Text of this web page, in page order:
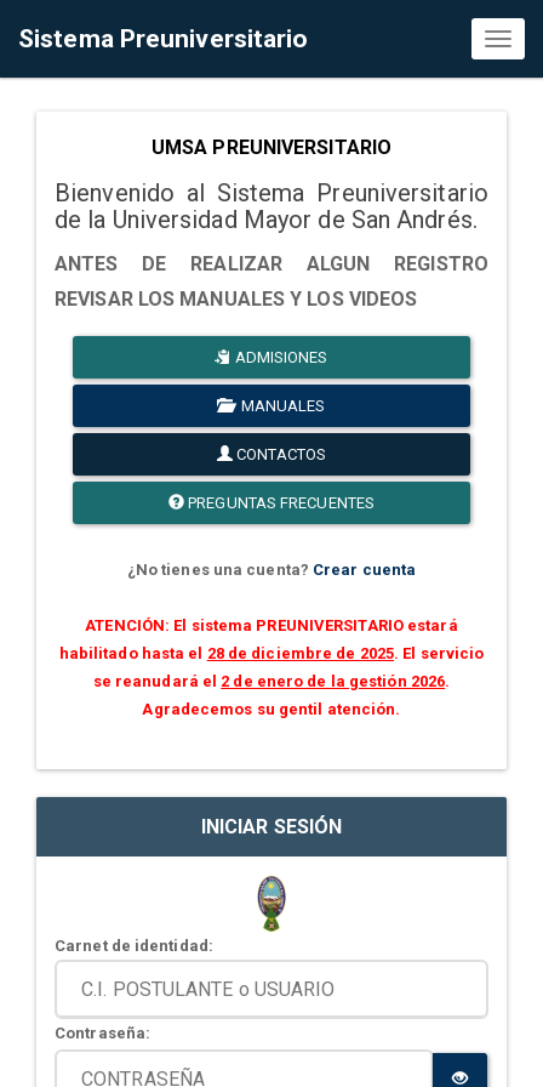
Sistema Preuniversitario
UMSA PREUNIVERSITARIO
Bienvenido al Sistema Preuniversitario
de la Universidad Mayor de San Andrés.
ANTES DE REALIZAR ALGUN REGISTRO
REVISAR LOS MANUALES Y LOS VIDEOS
ADMISIONES
MANUALES
CONTACTOS
PREGUNTAS FRECUENTES
¿No tienes una cuenta? Crear cuenta
ATENCIÓN: El sistema PREUNIVERSITARIO estará
habilitado hasta el 28 de diciembre de 2025. El servicio
se reanudará el 2 de enero de la gestión 2026.
Agradecemos su gentil atención.
INICIAR SESIÓN
Carnet de identidad:
Contraseña: